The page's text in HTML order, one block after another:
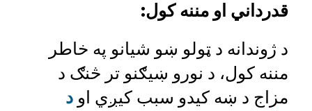
قدرداني او مننه کول:
د ژوندانه د ټولو ښو شیانو په خاطر
مننه کول، د نورو ښیګنو تر څنګ د
مزاج د ښه کیدو سبب کیږي او د